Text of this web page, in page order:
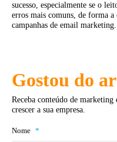
sucesso, especialmente se o
erros mais comuns, de forma
campanhas de email marketing.
Gostou do
Receba conteúdo de marketing
crescer a sua empresa.
Nome *